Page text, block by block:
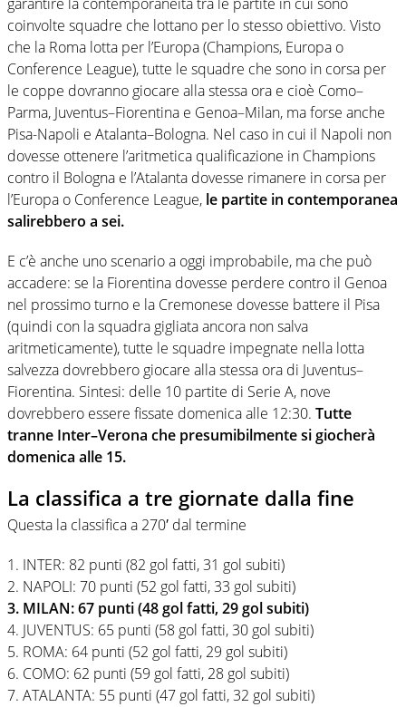
coinvolte squadre che lottano per lo stesso obiettivo. Visto
che la Roma lotta per l’Europa (Champions, Europa o
Conference League), tutte le squadre che sono in corsa per
le coppe dovranno giocare alla stessa ora e cioè Como–
Parma, Juventus–Fiorentina e Genoa–Milan, ma forse anche
Pisa-Napoli e Atalanta–Bologna. Nel caso in cui il Napoli non
dovesse ottenere l’aritmetica qualificazione in Champions
contro il Bologna e l’Atalanta dovesse rimanere in corsa per
l’Europa o Conference League, le partite in contemporanea
salirebbero a sei.
E c’è anche uno scenario a oggi improbabile, ma che può
accadere: se la Fiorentina dovesse perdere contro il Genoa
nel prossimo turno e la Cremonese dovesse battere il Pisa
(quindi con la squadra gigliata ancora non salva
aritmeticamente), tutte le squadre impegnate nella lotta
salvezza dovrebbero giocare alla stessa ora di Juventus–
Fiorentina. Sintesi: delle 10 partite di Serie A, nove
dovrebbero essere fissate domenica alle 12:30. Tutte
tranne Inter–Verona che presumibilmente si giocherà
domenica alle 15.
La classifica a tre giornate dalla fine
Questa la classifica a 270′ dal termine
1. INTER: 82 punti (82 gol fatti, 31 gol subiti)
2. NAPOLI: 70 punti (52 gol fatti, 33 gol subiti)
3. MILAN: 67 punti (48 gol fatti, 29 gol subiti)
4. JUVENTUS: 65 punti (58 gol fatti, 30 gol subiti)
5. ROMA: 64 punti (52 gol fatti, 29 gol subiti)
6. COMO: 62 punti (59 gol fatti, 28 gol subiti)
7. ATALANTA: 55 punti (47 gol fatti, 32 gol subiti)